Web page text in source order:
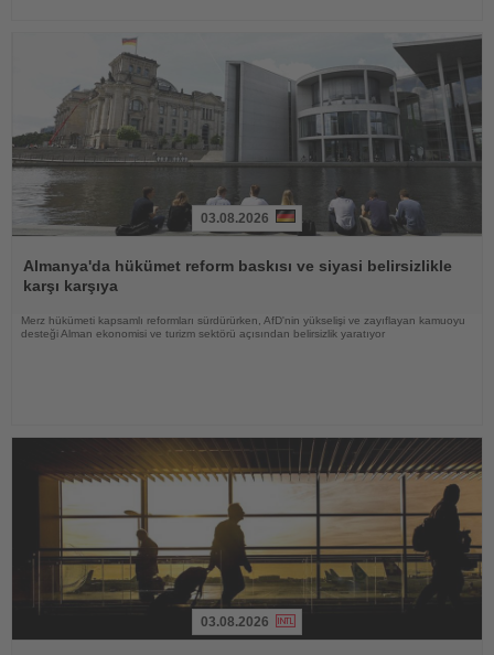
Oku
03.08.2026
Almanya'da hükümet reform baskısı ve siyasi belirsizlikle
karşı karşıya
Merz hükümeti kapsamlı reformları sürdürürken, AfD'nin yükselişi ve zayıflayan kamuoyu
desteği Alman ekonomisi ve turizm sektörü açısından belirsizlik yaratıyor
03.08.2026